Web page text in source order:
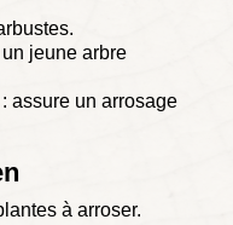
jeune arbre
: assure un arrosage
à arroser.